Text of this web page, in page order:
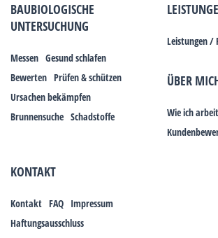
BAUBIOLOGISCHE
UNTERSUCHUNG
Messen Gesund schlafen
Bewerten Prüfen & schützen
Ursachen bekämpfen
Brunnensuche Schadstoffe
Leistungen /
ÜBER
Wie ich
KONTAKT
Kontakt FAQ Impressum
Haftungsausschluss